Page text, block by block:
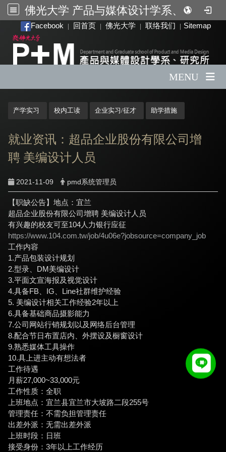
佛光大学 产品与媒体设计学系、研究所
Facebook 回首页 佛光大学 联络我们 Sitemap
MENU
产学实习 校内工读 企业实习/征才 助学措施
就业资讯：超品企业股份有限公司增
聘 美编设计人员
2021-11-09 pmd系统管理员
【职缺公告】地点：宜兰
超品企业股份有限公司增聘 美编设计人员
有兴趣的校友可至104人力银行应征
https://www.104.com.tw/job/4u06e?jobsource=company_job
工作内容
1.产品包装设计规划
2.型录、DM美编设计
3.平面文宣海报及视觉设计
4.具备FB、IG、Line社群维护经验
5. 美编设计相关工作经验2年以上
6.具备基础商品摄影能力
7.公司网站行销规划以及网络后台管理
8.配合节日布置店内、外摆设及橱窗设计
9.熟悉媒体工具操作
10.具上进主动有想法者
工作待遇
月薪27,000~33,000元
工作性质：全职
上班地点：宜兰县宜兰市大坡路二段255号
管理责任：不需负担管理责任
出差外派：无需出差外派
上班时段：日班
接受身份：3年以上工作经历